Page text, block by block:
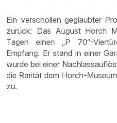
Ein verschollen geglaubter
zurück: Das August Horch
Tagen einen „P 70“-
Empfang. Er stand in einer
wurde bei einer
die Rarität dem Horch-
zu.